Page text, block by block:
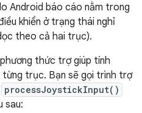
Android báo cáo nằm trong
khiển ở trạng thái nghỉ
theo cả hai trục).
thức trợ giúp tính
trục. Bạn sẽ gọi trình trợ
processJoystickInput()
sau: